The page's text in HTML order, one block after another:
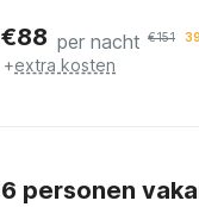
€88 per nacht €151
+extra kosten
6 personen